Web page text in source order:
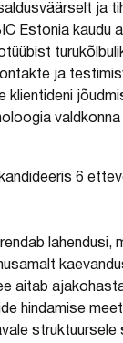
ja
Estonia kaudu
ja
klientideni
6
lahendusi,
aitab
hindamise
struktuursele